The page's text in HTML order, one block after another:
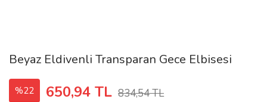
Beyaz Eldivenli Transparan Gece Elbisesi
%22 650,94 TL 834,54 TL